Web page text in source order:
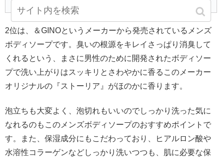
2位は、＆GINOというメーカーから発売されているメンズ
ボディソープです。臭いの根源をキレイさっぱり消臭して
くれるという、まさに男性のために開発されたボディソー
プで洗い上がりはスッキリとさわやかに香るこのメーカー
オリジナルの『ストーリア』がほのかに香ります。
泡立ちも大変よく、泡切れもいいのでしっかり洗った気に
なれるのもこのメンズボディソープのおすすめポイントで
す。また、保湿成分にもこだわっており、ヒアルロン酸や
水溶性コラーゲンなどしっかり洗いつつも、肌に必要な保